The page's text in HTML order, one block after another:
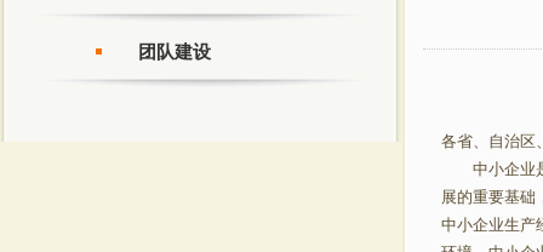
团队建设
各省、自治区
中小企业是
展的重要基础
中小企业生产